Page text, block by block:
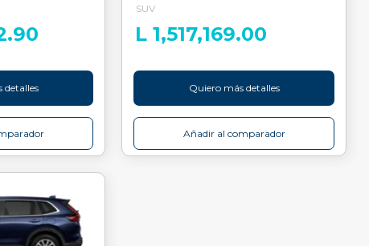
detalles
SUV
L 1,517,169.00
Quiero más detalles
Añadir al comparador